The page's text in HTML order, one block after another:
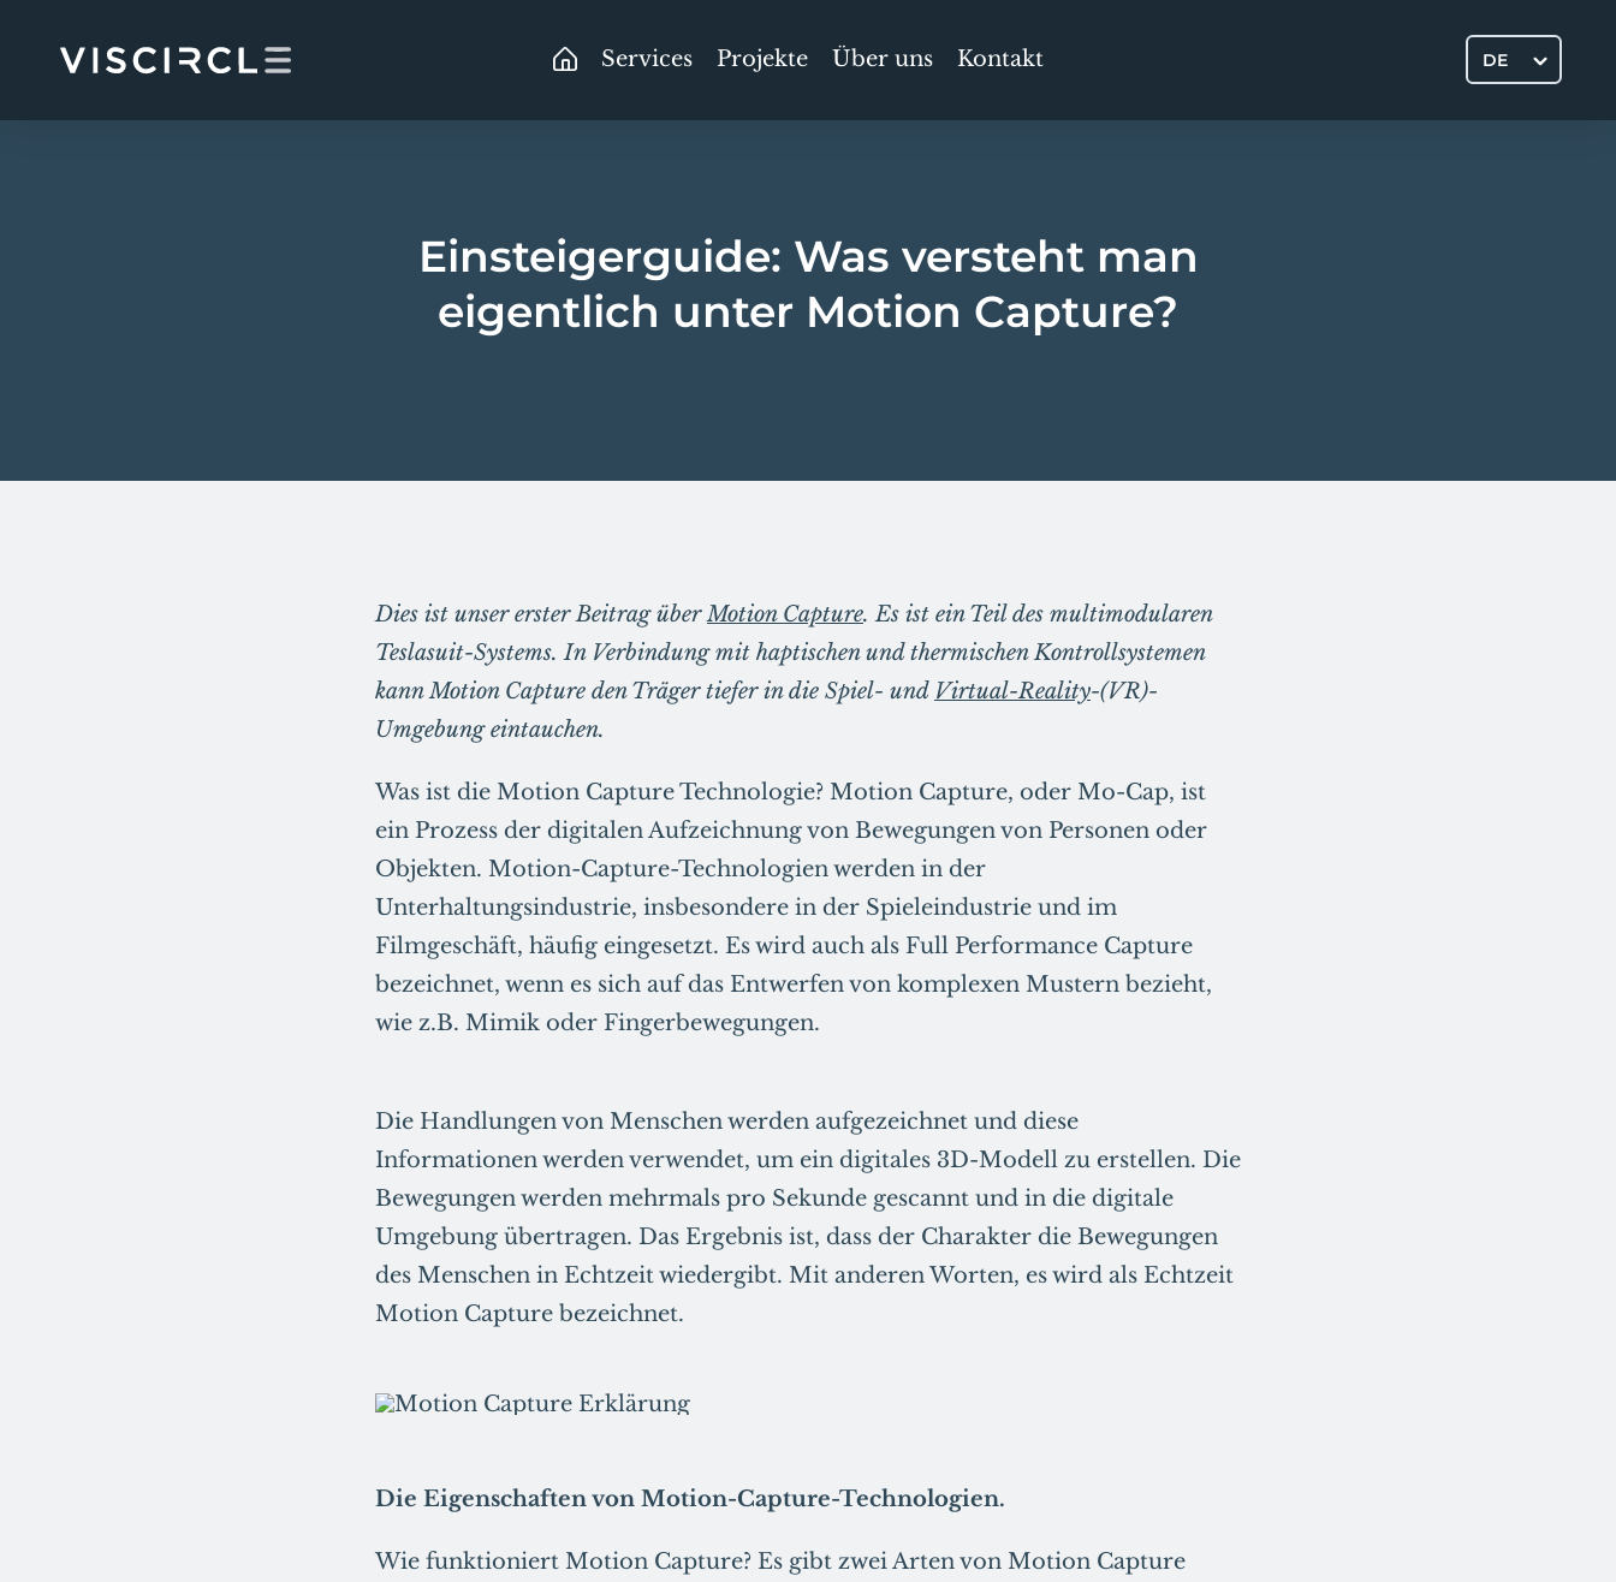
Services Projekte Über uns Kontakt DE
Einsteigerguide: Was versteht man
eigentlich unter Motion Capture?
Dies ist unser erster Beitrag überMotion Capture. Es ist ein Teil des multimodularen
Teslasuit-Systems. In Verbindung mit haptischen und thermischen Kontrollsystemen
kann Motion Capture den Träger tiefer in die Spiel- und Virtual-Reality-(VR)-
Umgebung eintauchen.
Was ist die Motion Capture Technologie? Motion Capture, oder Mo-Cap, ist
ein Prozess der digitalen Aufzeichnung von Bewegungen von Personen oder
Objekten. Motion-Capture-Technologien werden in der
Unterhaltungsindustrie, insbesondere in der Spieleindustrie und im
Filmgeschäft, häufig eingesetzt. Es wird auch als Full Performance Capture
bezeichnet, wenn es sich auf das Entwerfen von komplexen Mustern bezieht,
wie z.B. Mimik oder Fingerbewegungen.
Die Handlungen von Menschen werden aufgezeichnet und diese
Informationen werden verwendet, um ein digitales 3D-Modell zu erstellen. Die
Bewegungen werden mehrmals pro Sekunde gescannt und in die digitale
Umgebung übertragen. Das Ergebnis ist, dass der Charakter die Bewegungen
des Menschen in Echtzeit wiedergibt. Mit anderen Worten, es wird als Echtzeit
Motion Capture bezeichnet.
Die Eigenschaften von Motion-Capture-Technologien.
Wie funktioniert Motion Capture? Es gibt zwei Arten von Motion Capture